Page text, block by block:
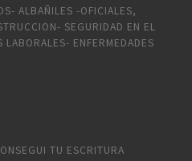
ALBAÑILES -OFICIALES,
SEGURIDAD EN EL
ENFERMEDADES
TU ESCRITURA